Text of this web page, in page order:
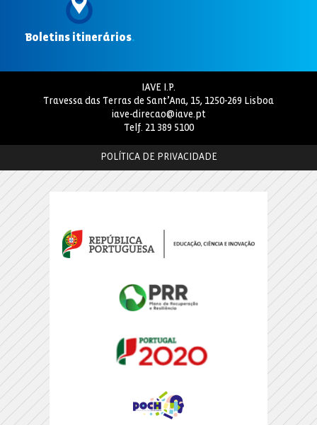
Boletins itinerários.
IAVE I.P.
Travessa das Terras de Sant’Ana, 15, 1250-269 Lisboa
iave-direcao@iave.pt
Telf. 21 389 5100
POLÍTICA DE PRIVACIDADE